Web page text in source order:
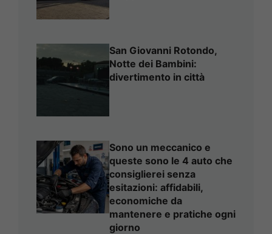
San Giovanni Rotondo,
Notte dei Bambini:
divertimento in città
Sono un meccanico e
queste sono le 4 auto che
consiglierei senza
esitazioni: affidabili,
economiche da
mantenere e pratiche ogni
giorno